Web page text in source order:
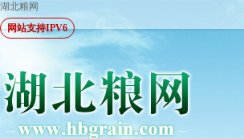
湖北粮网
网站支持IPV6